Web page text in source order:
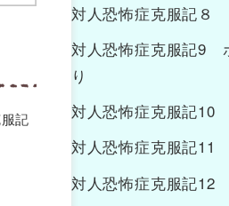
記
対人恐怖症克服記８
対人恐怖症克服記9
り
対人恐怖症克服記10
対人恐怖症克服記11
対人恐怖症克服記12